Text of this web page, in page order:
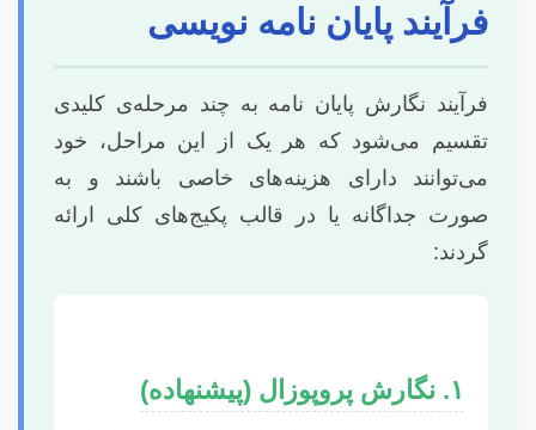
فرآیند پایان نامه نویسی
فرآیند نگارش پایان نامه به چند مرحله‌ی کلیدی
تقسیم می‌شود که هر یک از این مراحل، خود
می‌توانند دارای هزینه‌های خاصی باشند و به
صورت جداگانه یا در قالب پکیج‌های کلی ارائه
گردند:
۱. نگارش پروپوزال (پیشنهاده)